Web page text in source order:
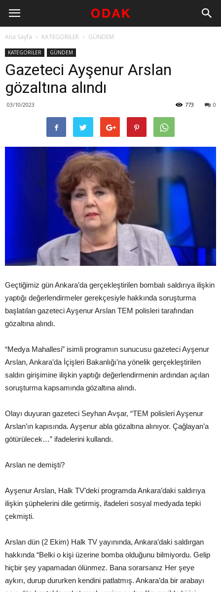
Ana Sayfa KATEGORİLER GÜNDEM
KATEGORİLER GÜNDEM
Gazeteci Ayşenur Arslan
gözaltına alındı
03/10/2023 0
773
Geçtiğimiz gün Ankara’da gerçekleştirilen bombalı saldırıya ilişkin
yaptığı değerlendirmeler gerekçesiyle hakkında soruşturma
başlatılan gazeteci Ayşenur Arslan TEM polisleri tarafından
gözaltına alındı.
“Medya Mahallesi” isimli programın sunucusu gazeteci Ayşenur
Arslan, Ankara’da İçişleri Bakanlığı’na yönelik gerçekleştirilen
saldırı girişimine ilişkin yaptığı değerlendirmenin ardından açılan
soruşturma kapsamında gözaltına alındı.
Olayı duyuran gazeteci Seyhan Avşar, “TEM polisleri Ayşenur
Arslan’ın kapısında. Ayşenur abla gözaltına alınıyor. Çağlayan’a
götürülecek…” ifadelerini kullandı.
Arslan ne demişti?
Ayşenur Arslan, Halk TV’deki programda Ankara’daki saldırıya
ilişkin şüphelerini dile getirmiş, ifadeleri sosyal medyada tepki
çekmişti.
Arslan dün (2 Ekim) Halk TV yayınında, Ankara’daki saldırgan
hakkında “Belki o kişi üzerine bomba olduğunu bilmiyordu. Gelip
hiçbir şey yapamadan ölünmez. Bana sorarsanız Her şeye
aykırı, durup dururken kendini patlatmış. Ankara’da bir arabayı